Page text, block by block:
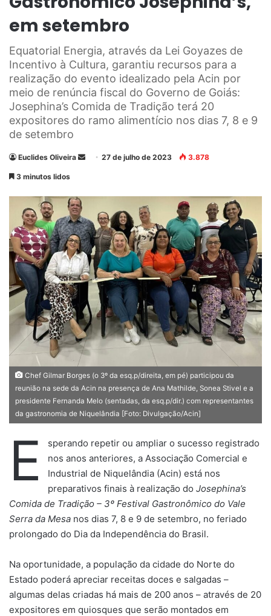
em setembro
Equatorial Energia, através da Lei Goyazes de
Incentivo à Cultura, garantiu recursos para a
realização do evento idealizado pela Acin por
meio de renúncia fiscal do Governo de Goiás:
Josephina’s Comida de Tradição terá 20
expositores do ramo alimentício nos dias 7, 8 e 9
de setembro
Euclides Oliveira
e
u
m
e
-
m
a
i
l
27 de julho de 2023 3.878
3 minutos lidos
Chef Gilmar Borges (o 3º da esq.p/direita, em pé) participou da
reunião na sede da Acin na presença de Ana Mathilde, Sonea Stivel e a
presidente Fernanda Melo (sentadas, da esq.p/dir.) com representantes
da gastronomia de Niquelândia [Foto: Divulgação/Acin]
E
sperando repetir ou ampliar o sucesso registrado
nos anos anteriores, a Associação Comercial e
Industrial de Niquelândia (Acin) está nos
preparativos finais à realização do Josephina’s
Comida de Tradição – 3º Festival Gastronômico do Vale
Serra da Mesa nos dias 7, 8 e 9 de setembro, no feriado
prolongado do Dia da Independência do Brasil.
Na oportunidade, a população da cidade do Norte do
Estado poderá apreciar receitas doces e salgadas –
algumas delas criadas há mais de 200 anos – através de 20
expositores em quiosques que serão montados em